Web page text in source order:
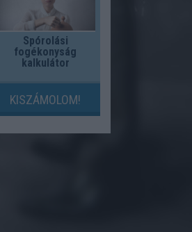
Spórolási
fogékonyság
kalkulátor
KISZÁMOLOM!